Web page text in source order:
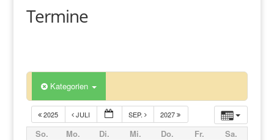
Termine
Kategorien
2025 JULI SEP. 2027
So. Mo. Di. Mi. Do. Fr. Sa.